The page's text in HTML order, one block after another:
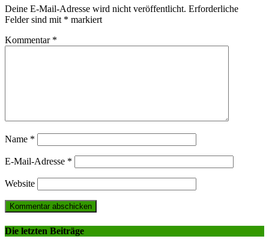
Deine E-Mail-Adresse wird nicht veröffentlicht. Erforderliche
Felder sind mit * markiert
Kommentar *
Name *
E-Mail-Adresse *
Website
Die letzten Beiträge